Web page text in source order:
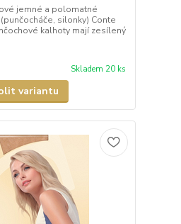
jemné a polomatné
silonky) Conte
kalhoty mají zesílený
Skladem 20 ks
variantu